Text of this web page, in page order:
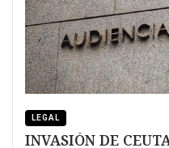
LEGAL
INVASIÓN DE